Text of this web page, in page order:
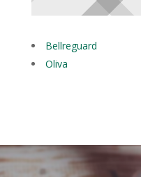
Bellreguard
Oliva